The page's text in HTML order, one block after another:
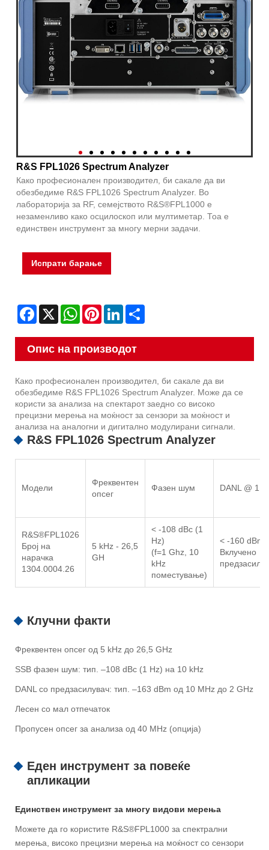
R&S FPL1026 Spectrum Analyzer
Како професионален производител, би сакале да ви
обезбедиме R&S FPL1026 Spectrum Analyzer. Во
лабораторија за RF, семејството R&S®FPL1000 е
незаменливо како осцилоскоп или мултиметар. Тоа е
единствен инструмент за многу мерни задачи.
Испрати барање
Facebook
X WhatsAppPinterestLinkedIn
Опис на производот
Како професионален производител, би сакале да ви
обезбедиме R&S FPL1026 Spectrum Analyzer. Може да се
користи за анализа на спектарот заедно со високо
прецизни мерења на моќност за сензори за моќност и
анализа на аналогни и дигитално модулирани сигнали.
R&S FPL1026 Spectrum Analyzer
Модели
Фреквентен
опсег
Фазен шум DANL @ 1
R&S®FPL1026
Број на
нарачка
1304.0004.26
5 kHz - 26,5
GH
< -108 dBc (1
Hz)
(f=1 Ghz, 10
kHz
поместување)
< -160 dBm/
Вклучено
Клучни факти
Фреквентен опсег од 5 kHz до 26,5 GHz
SSB фазен шум: тип. –108 dBc (1 Hz) на 10 kHz
DANL со предзасилувач: тип. –163 dBm од 10 MHz до 2 GHz
Лесен со мал отпечаток
Пропусен опсег за анализа од 40 MHz (опција)
Еден инструмент за повеќе
апликации
Единствен инструмент за многу видови мерења
Можете да го користите R&S®FPL1000 за спектрални
мерења, високо прецизни мерења на моќност со сензори